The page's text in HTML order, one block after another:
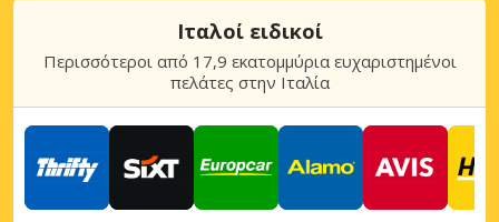
Ιταλοί ειδικοί
Περισσότεροι από 17,9 εκατομμύρια ευχαριστημένοι
πελάτες στην Ιταλία